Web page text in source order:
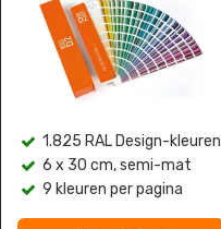
1.825 RAL Design-kleuren
6 x 30 cm, semi-mat
9 kleuren per pagina